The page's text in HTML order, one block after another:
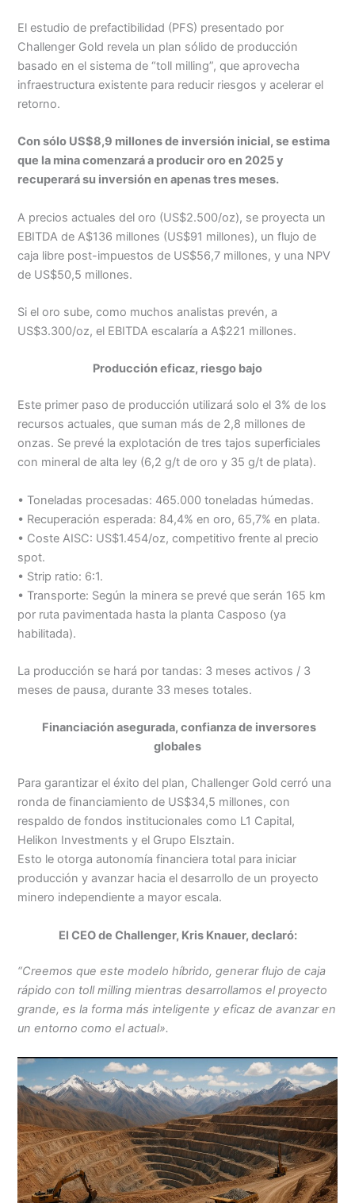
El estudio de prefactibilidad (PFS) presentado por
Challenger Gold revela un plan sólido de producción
basado en el sistema de “toll milling”, que aprovecha
infraestructura existente para reducir riesgos y acelerar el
retorno.
Con sólo US$8,9 millones de inversión inicial, se estima
que la mina comenzará a producir oro en 2025 y
recuperará su inversión en apenas tres meses.
A precios actuales del oro (US$2.500/oz), se proyecta un
EBITDA de A$136 millones (US$91 millones), un flujo de
caja libre post-impuestos de US$56,7 millones, y una NPV
de US$50,5 millones.
Si el oro sube, como muchos analistas prevén, a
US$3.300/oz, el EBITDA escalaría a A$221 millones.
Producción eficaz, riesgo bajo
Este primer paso de producción utilizará solo el 3% de los
recursos actuales, que suman más de 2,8 millones de
onzas. Se prevé la explotación de tres tajos superficiales
con mineral de alta ley (6,2 g/t de oro y 35 g/t de plata).
• Toneladas procesadas: 465.000 toneladas húmedas.
• Recuperación esperada: 84,4% en oro, 65,7% en plata.
• Coste AISC: US$1.454/oz, competitivo frente al precio
spot.
• Strip ratio: 6:1.
• Transporte: Según la minera se prevé que serán 165 km
por ruta pavimentada hasta la planta Casposo (ya
habilitada).
La producción se hará por tandas: 3 meses activos / 3
meses de pausa, durante 33 meses totales.
Financiación asegurada, confianza de inversores
globales
Para garantizar el éxito del plan, Challenger Gold cerró una
ronda de financiamiento de US$34,5 millones, con
respaldo de fondos institucionales como L1 Capital,
Helikon Investments y el Grupo Elsztain.
Esto le otorga autonomía financiera total para iniciar
producción y avanzar hacia el desarrollo de un proyecto
minero independiente a mayor escala.
El CEO de Challenger, Kris Knauer, declaró:
“Creemos que este modelo híbrido, generar flujo de caja
rápido con toll milling mientras desarrollamos el proyecto
grande, es la forma más inteligente y eficaz de avanzar en
un entorno como el actual».